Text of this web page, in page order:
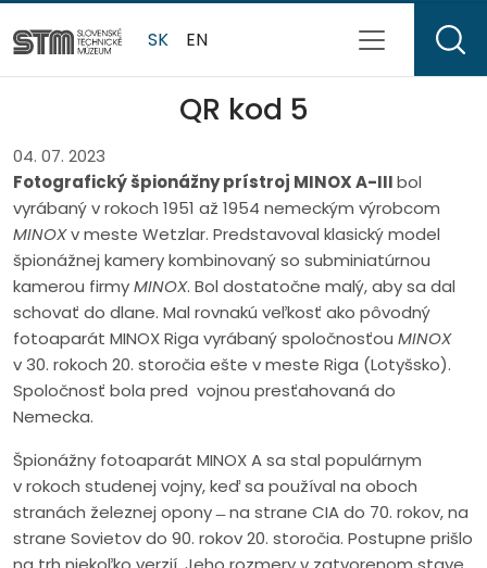
SK EN
QR kod 5
04. 07. 2023
Fotografický špionážny prístroj MINOX A-IIIbol
vyrábaný v rokoch 1951 až 1954 nemeckým výrobcom
MINOXv meste Wetzlar. Predstavoval klasický model
špionážnej kamery kombinovaný so subminiatúrnou
kamerou firmyMINOX. Bol dostatočne malý, aby sa dal
schovať do dlane. Mal rovnakú veľkosť ako pôvodný
fotoaparát MINOX Riga vyrábaný spoločnosťou MINOX
v 30. rokoch 20. storočia ešte v meste Riga (Lotyšsko).
Spoločnosť bola pred vojnou presťahovaná do
Nemecka.
Špionážny fotoaparát MINOX A sa stal populárnym
v rokoch studenej vojny, keď sa používal na oboch
stranách železnej opony ̶ na strane CIA do 70. rokov, na
strane Sovietov do 90. rokov 20. storočia. Postupne prišlo